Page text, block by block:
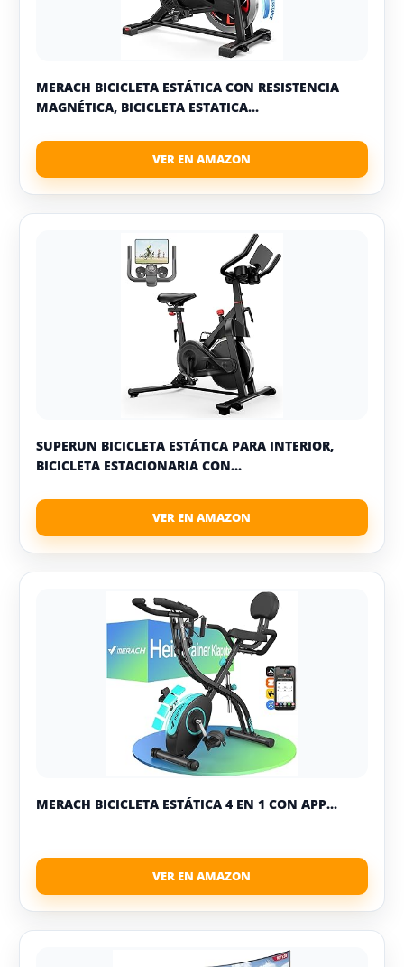
MERACH BICICLETA ESTÁTICA CON RESISTENCIA
MAGNÉTICA, BICICLETA ESTATICA...
SUPERUN BICICLETA ESTÁTICA PARA INTERIOR,
BICICLETA ESTACIONARIA CON...
MERACH BICICLETA ESTÁTICA 4 EN 1 CON APP...